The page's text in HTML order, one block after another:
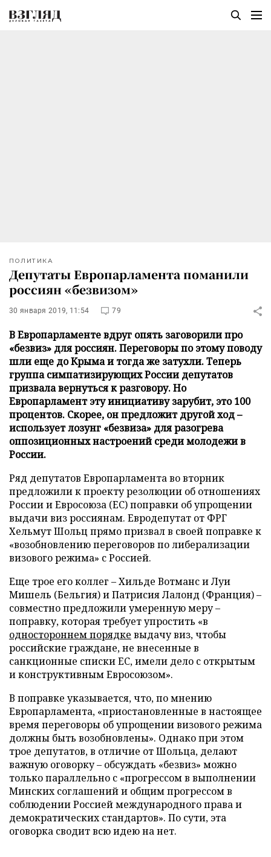
ПОЛИТИКА
Депутаты Европарламента поманили
россиян «безвизом»
30 января 2019, 11:54 79
В Европарламенте вдруг опять заговорили про
«безвиз» для россиян. Переговоры по этому поводу
шли еще до Крыма и тогда же затухли. Теперь
группа симпатизирующих России депутатов
призвала вернуться к разговору. Но
Европарламент эту инициативу зарубит, это 100
процентов. Скорее, он предложит другой ход –
использует лозунг «безвиза» для разогрева
оппозиционных настроений среди молодежи в
России.
Ряд депутатов Европарламента во вторник
предложили к проекту резолюции об отношениях
России и Евросоюза (ЕС) поправки об упрощении
выдачи виз россиянам. Евродепутат от ФРГ
Хельмут Шольц прямо призвал в своей поправке к
«возобновлению переговоров по либерализации
визового режима» с Россией.
Еще трое его коллег – Хильде Вотманс и Луи
Мишель (Бельгия) и Патрисия Лалонд (Франция) –
совместно предложили умеренную меру –
поправку, которая требует упростить «в
одностороннем порядке выдачу виз, чтобы
российские граждане, не внесенные в
санкционные списки ЕС, имели дело с открытым
и конструктивным Евросоюзом».
В поправке указывается, что, по мнению
Европарламента, «приостановленные в настоящее
время переговоры об упрощении визового режима
должны быть возобновлены». Однако при этом
трое депутатов, в отличие от Шольца, делают
важную оговорку – обсуждать «безвиз» можно
только параллельно с «прогрессом в выполнении
Минских соглашений и общим прогрессом в
соблюдении Россией международного права и
демократических стандартов». По сути, эта
оговорка сводит всю идею на нет.